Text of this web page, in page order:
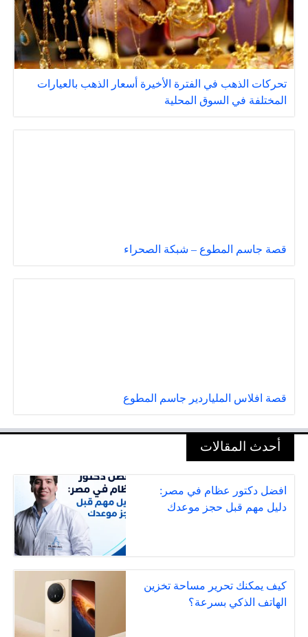
تحركات الذهب في الفترة الأخيرة أسعار الذهب بالعيارات
المختلفة في السوق المحلية
قصة جاسم المطوع – شبكة الصحراء
قصة افلاس الملياردير جاسم المطوع
أحدث المقالات
افضل دكتور عظام في مصر:
دليل مهم قبل حجز موعدك
كيف يمكنك تحرير مساحة تخزين
الهاتف الذكي بسرعة؟